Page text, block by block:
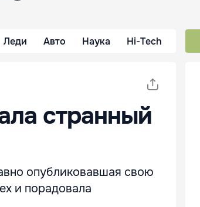
Леди Авто Наука Hi-Tech
странный
опубликовавшая свою
и порадовала